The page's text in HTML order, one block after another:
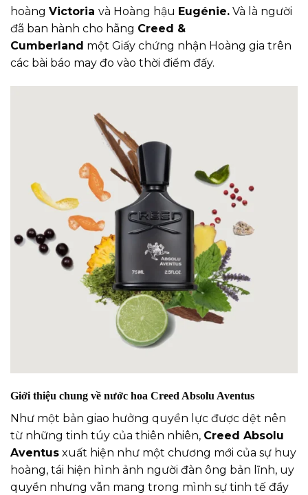
hoàng Victoria và Hoàng hậu Eugénie. Và là người
đã ban hành cho hãng Creed &
Cumberland một Giấy chứng nhận Hoàng gia trên
các bài báo may đo vào thời điểm đấy.
Giới thiệu chung về nước hoa Creed Absolu Aventus
Như một bản giao hưởng quyền lực được dệt nên
từ những tinh túy của thiên nhiên, Creed Absolu
Aventus xuất hiện như một chương mới của sự huy
hoàng, tái hiện hình ảnh người đàn ông bản lĩnh, uy
quyền nhưng vẫn mang trong mình sự tinh tế đầy